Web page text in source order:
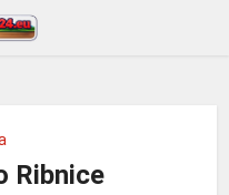
Ribnice